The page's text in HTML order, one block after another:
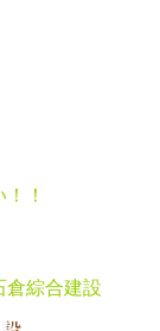
！
倉綜合建設